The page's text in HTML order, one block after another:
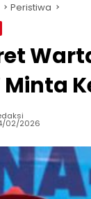
Peristiwa
Minta
02/2026